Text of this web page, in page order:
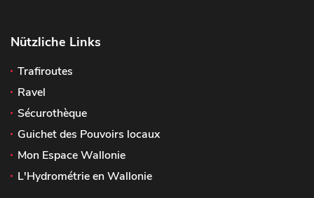
Nützliche Links
Trafiroutes
Ravel
Sécurothèque
Guichet des Pouvoirs locaux
Mon Espace Wallonie
L'Hydrométrie en Wallonie